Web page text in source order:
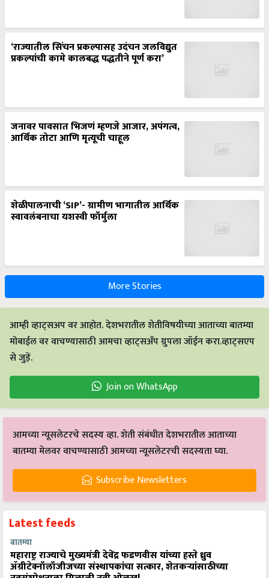
‘राज्यातील सिंचन प्रकल्पासह उदंचन जलविद्युत
प्रकल्पांची कामे कालबद्ध पद्धतीने पूर्ण करा’
जनावर पावसात भिजणं म्हणजे आजार, अपंगत्व,
आर्थिक तोटा आणि मृत्यूची चाहूल
शेळीपालनाची ‘SIP’- ग्रामीण भागातील आर्थिक
स्वावलंबनाचा यशस्वी फॉर्मुला
More Stories
आम्ही व्हाट्सअप वर आहोत. देशभरातील शेतीविषयीच्या आताच्या बातम्या
मोबाईल वर वाचण्यासाठी आमचा व्हाट्सअँप ग्रुपला जॉईन करा.व्हाट्सएप
से जुड़ें.
Join on WhatsApp
आमच्या न्यूसलेटरचे सदस्य व्हा. शेती संबंधीत देशभरातील आताच्या
बातम्या मेलवर वाचण्यासाठी आमच्या न्यूसलेटरची सदस्यता घ्या.
Subscribe Newsletters
Latest feeds
बातम्या
महाराष्ट्र राज्याचे मुख्यमंत्री देवेंद्र फडणवीस यांच्या हस्ते ध्रुव
ॲग्रीटेक्नॉलॉजीजच्या संस्थापकांचा सत्कार, शेतकऱ्यांसाठीच्या